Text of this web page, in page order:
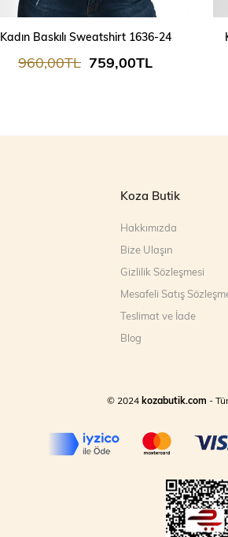
Kadın Baskılı Sweatshirt 1636-24
759,00TL
960,00TL
Koza Butik
Hakkımızda
Bize Ulaşın
Gizlilik Sözleşmesi
Mesafeli Satış
Teslimat ve İade
Blog
© 2024kozabutik.com -